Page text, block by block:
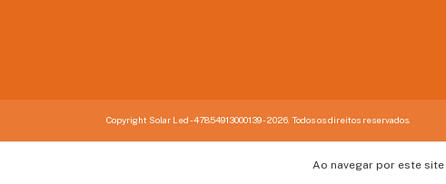
Ao navegar por este site
Copyright Solar Led - 47854913000139 - 2026. Todos os direitos reservados.